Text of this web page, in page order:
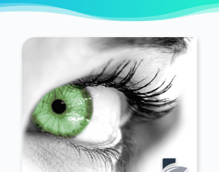
Boigneville 91720
Boissy-la-Rivière 91690
Boissy-sous-Saint-Yon 91790
Bondoufle 91070
Boullay-les-Troux 91470
Boussy-Saint-Antoine 91800
Boutervilliers 91150
Boutigny-sur-Essonne 91820
Bouville 91880
Brétigny-sur-Orge 91220
Breuillet 91650
Breux-Jouy 91650
Brières-les-Scellés 91150
Briis-sous-Forges 91640
Brouy 91150
Brunoy 91800
Bruyères-le-Châtel 91680
Buno-Bonnevaux 91720
Bures-sur-Yvette 91440
Cerny 91590
Chalo-Saint-Mars 91780
Chalou-Moulineux 91740